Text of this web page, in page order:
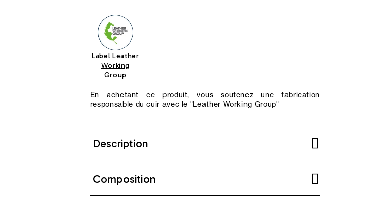
Label Leather
Working
Group
En achetant ce produit, vous soutenez une fabrication
responsable du cuir avec le "Leather Working Group"
Description
Composition